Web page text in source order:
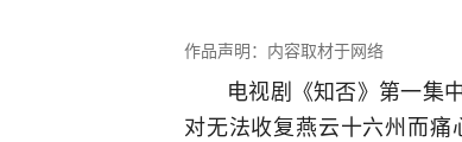
作品声明：内容取材于网络
电视剧《知否》第一集
对无法收复燕云十六州而